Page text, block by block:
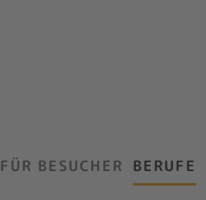
FÜR BESUCHER BERUFE